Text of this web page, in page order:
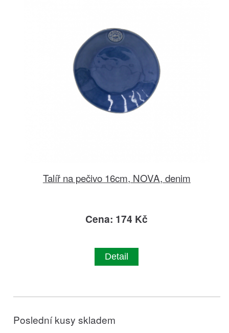
Talíř na pečivo 16cm, NOVA, denim
Cena: 174 Kč
Detail
Poslední kusy skladem